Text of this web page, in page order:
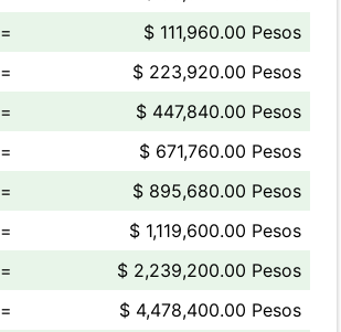
=
$ 111,960.00 Pesos
=
$ 223,920.00 Pesos
=
$ 447,840.00 Pesos
=
$ 671,760.00 Pesos
=
$ 895,680.00 Pesos
=
$ 1,119,600.00 Pesos
=
$ 2,239,200.00 Pesos
= $ 4,478,400.00 Pesos